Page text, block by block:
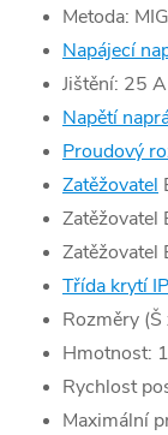
Metoda:
Napájecí
Jištění: 25 A
Napětí
Proudový
Zatěžovatel
Třída krytí IP
Rozměry
Hmotnost:
Rychlost
Maximální